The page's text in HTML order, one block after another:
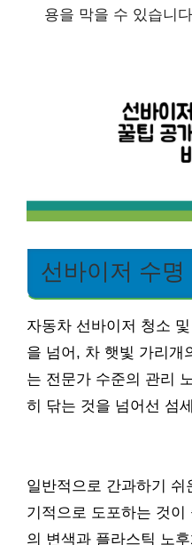
용을 막을 수 있습니
선바이저 수명
자동차 선바이저 청소
을 넘어, 차 햇빛 가리개
는 전문가 수준의 관리
히 닦는 것을 넘어선 섬
일반적으로 간과하기
기적으로 도포하는 것이
의 변색과 플라스틱 노